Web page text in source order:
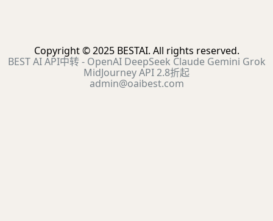
Copyright © 2025 BESTAI. All rights reserved.
BEST AI API中转 - OpenAI DeepSeek Claude Gemini Grok
MidJourney API 2.8折起
admin@oaibest.com